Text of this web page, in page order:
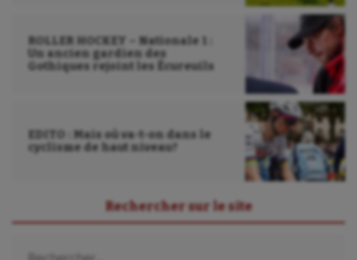
ROLLER HOCKEY – Nationale 1 :
Un ancien gardien des
Gothiques rejoint les Écureuils
EDITO : Mais où va-t-on dans le
cyclisme de haut niveau?
Rechercher sur le site